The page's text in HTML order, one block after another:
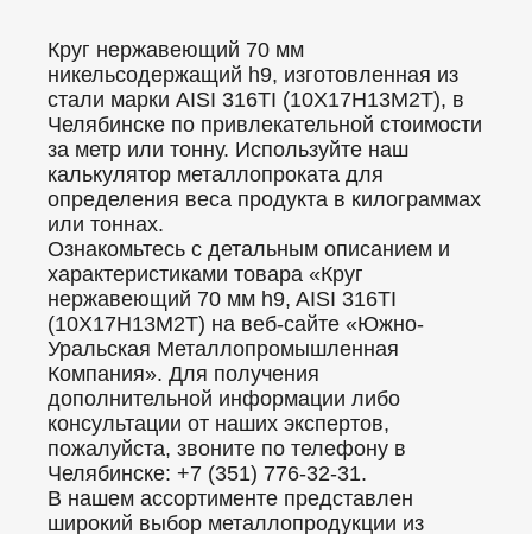
Круг нержавеющий 70 мм
никельсодержащий h9, изготовленная из
стали марки AISI 316TI (10Х17Н13М2Т), в
Челябинске по привлекательной стоимости
за метр или тонну. Используйте наш
калькулятор металлопроката для
определения веса продукта в килограммах
или тоннах.
Ознакомьтесь с детальным описанием и
характеристиками товара «Круг
нержавеющий 70 мм h9, AISI 316TI
(10Х17Н13М2Т) на веб-сайте «Южно-
Уральская Металлопромышленная
Компания». Для получения
дополнительной информации либо
консультации от наших экспертов,
пожалуйста, звоните по телефону в
Челябинске: +7 (351) 776-32-31.
В нашем ассортименте представлен
широкий выбор металлопродукции из